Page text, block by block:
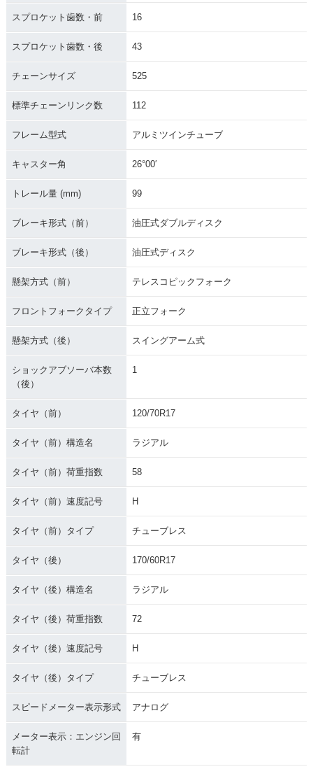
スプロケット歯数・前 16
スプロケット歯数・後 43
チェーンサイズ 525
標準チェーンリンク数 112
フレーム型式 アルミツインチューブ
キャスター角 26°00′
トレール量 (mm) 99
ブレーキ形式（前） 油圧式ダブルディスク
ブレーキ形式（後） 油圧式ディスク
懸架方式（前） テレスコピックフォーク
フロントフォークタイプ 正立フォーク
懸架方式（後） スイングアーム式
ショックアブソーバ本数
（後）
1
タイヤ（前） 120/70R17
タイヤ（前）構造名 ラジアル
タイヤ（前）荷重指数 58
タイヤ（前）速度記号 H
タイヤ（前）タイプ チューブレス
タイヤ（後） 170/60R17
タイヤ（後）構造名 ラジアル
タイヤ（後）荷重指数 72
タイヤ（後）速度記号 H
タイヤ（後）タイプ チューブレス
スピードメーター表示形式 アナログ
メーター表示：エンジン回
転計
有